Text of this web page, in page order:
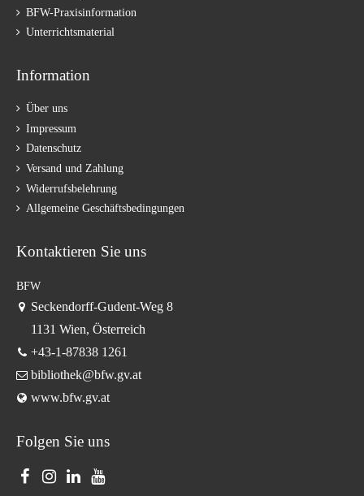
BFW-Praxisinformation
Unterrichtsmaterial
Information
Über uns
Impressum
Datenschutz
Versand und Zahlung
Widerrufsbelehrung
Allgemeine Geschäftsbedingungen
Kontaktieren Sie uns
BFW
Seckendorff-Gudent-Weg 8
1131 Wien, Österreich
+43-1-87838 1261
bibliothek@bfw.gv.at
www.bfw.gv.at
Folgen Sie uns